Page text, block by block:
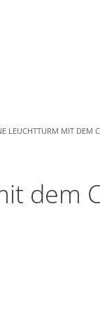
LEUCHTTURM MIT DEM
dem